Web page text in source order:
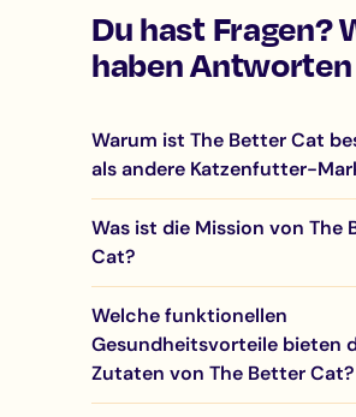
Du hast Fragen?
haben Antworten
Warum ist The Better Cat
als andere Katzenfutter-
Was ist die Mission von The
Cat?
Welche funktionellen
Gesundheitsvorteile bieten
Zutaten von The Better Cat?